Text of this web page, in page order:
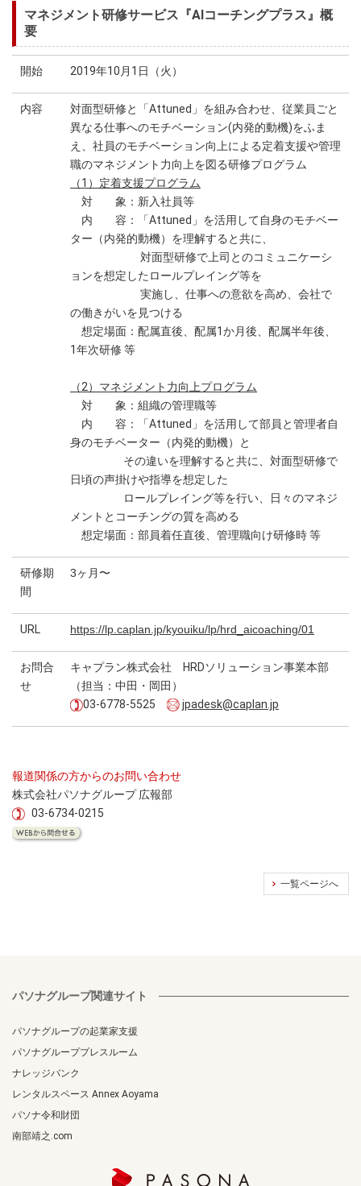
マネジメント研修サービス『AIコーチングプラス』概
要
開始 2019年10月1日（火）
内容
対面型研修と「Attuned」を組み合わせ、従業員ごと
異なる仕事へのモチベーション(内発的動機)をふま
え、社員のモチベーション向上による定着支援や管理
職のマネジメント力向上を図る研修プログラム
（1）定着支援プログラム
対 象：新入社員等
内 容：「Attuned」を活用して自身のモチベー
ター（内発的動機）を理解すると共に、
対面型研修で上司とのコミュニケーシ
ョンを想定したロールプレイング等を
実施し、仕事への意欲を高め、会社で
の働きがいを見つける
想定場面：配属直後、配属1か月後、配属半年後、
1年次研修 等
（2）マネジメント力向上プログラム
対 象：組織の管理職等
内 容：「Attuned」を活用して部員と管理者自
身のモチベーター（内発的動機）と
その違いを理解すると共に、対面型研修で
日頃の声掛けや指導を想定した
ロールプレイング等を行い、日々のマネジ
メントとコーチングの質を高める
想定場面：部員着任直後、管理職向け研修時 等
研修期
間
3ヶ月〜
URL https://lp.caplan.jp/kyouiku/lp/hrd_aicoaching/01
お問合
せ
キャプラン株式会社 HRDソリューション事業本部
（担当：中田・岡田）
03-6778-5525
jpadesk@caplan.jp
報道関係の方からのお問い合わせ
株式会社パソナグループ 広報部
03-6734-0215
一覧ページへ
パソナグループ関連サイト
パソナグループの起業家支援
パソナグループプレスルーム
ナレッジバンク
レンタルスペース Annex Aoyama
パソナ令和財団
南部靖之.com